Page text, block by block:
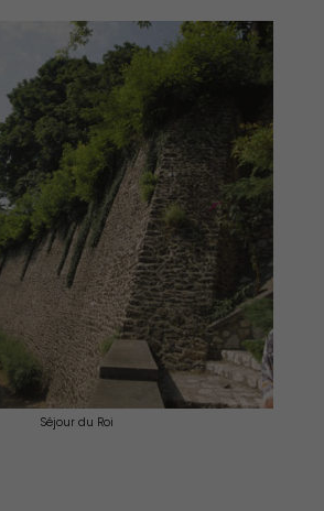
Démocratie locale
Séjour du Roi